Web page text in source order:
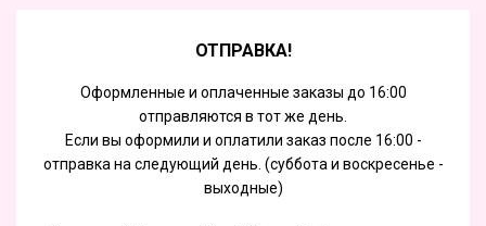
ОТПРАВКА!
Оформленные и оплаченные заказы до 16:00
отправляются в тот же день.
Если вы оформили и оплатили заказ после 16:00 -
отправка на следующий день. (суббота и воскресенье -
выходные)